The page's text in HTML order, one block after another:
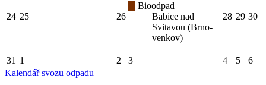
24 25 26
Bioodpad
Babice nad
Svitavou (Brno-
venkov)
28 29 30
31 1 2 3 4 5
6
Kalendář svozu odpadu